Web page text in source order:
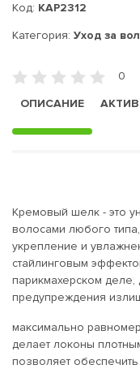
Код: KAP2312
Категория: Уход за
0
ОПИСАНИЕ
Кремовый шелк - это
волосами любого
укрепление и
стайлинговым
парикмахерском деле,
предупреждения
максимально
делает локоны
позволяет